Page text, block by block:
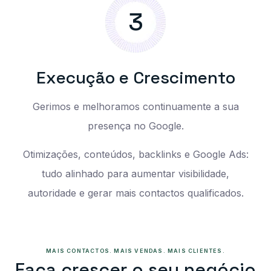
3
Execução e Crescimento
Gerimos e melhoramos continuamente a sua
presença no Google.
Otimizações, conteúdos, backlinks e Google Ads:
tudo alinhado para aumentar visibilidade,
autoridade e gerar mais contactos qualificados.
MAIS CONTACTOS. MAIS VENDAS. MAIS CLIENTES.